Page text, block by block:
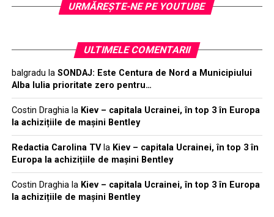
URMĂREŞTE-NE PE YOUTUBE
ULTIMELE COMENTARII
balgradu la SONDAJ: Este Centura de Nord a Municipiului
Alba Iulia prioritate zero pentru…
Costin Draghiala Kiev – capitala Ucrainei, în top 3 în Europa
la achizițiile de mașini Bentley
Redactia Carolina TVla Kiev – capitala Ucrainei, în top 3 în
Europa la achizițiile de mașini Bentley
Costin Draghiala Kiev – capitala Ucrainei, în top 3 în Europa
la achizițiile de mașini Bentley